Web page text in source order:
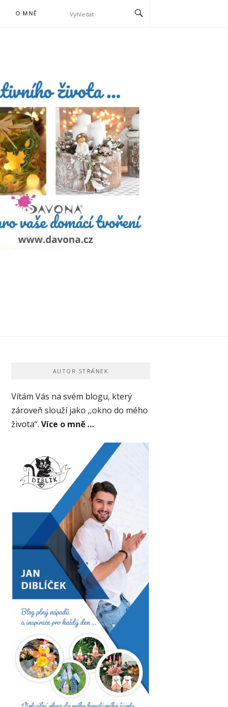
O MNĚ
AUTOR STRÁNEK
Vítám Vás na svém blogu, který
zároveň slouží jako ,,okno do mého
života‘‘. Více o mně …